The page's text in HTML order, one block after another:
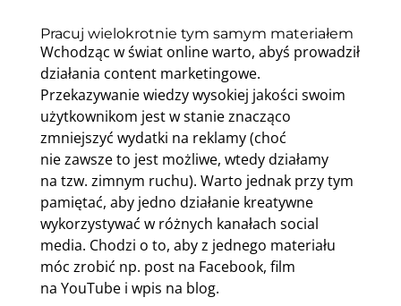
Pracuj wielokrotnie tym samym materiałem
Wchodząc w świat online warto, abyś prowadził
działania content marketingowe.
Przekazywanie wiedzy wysokiej jakości swoim
użytkownikom jest w stanie znacząco
zmniejszyć wydatki na reklamy (choć
nie zawsze to jest możliwe, wtedy działamy
na tzw. zimnym ruchu). Warto jednak przy tym
pamiętać, aby jedno działanie kreatywne
wykorzystywać w różnych kanałach social
media. Chodzi o to, aby z jednego materiału
móc zrobić np. post na Facebook, film
na YouTube i wpis na blog.